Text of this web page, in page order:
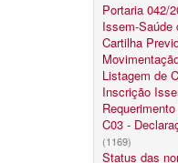
Portaria 042/
Issem-Saúde
Cartilha
Listagem de
Inscrição
C03 -
(1169)
Status das